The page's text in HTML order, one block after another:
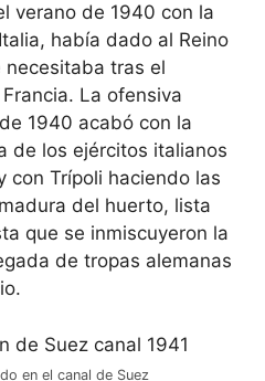
verano de 1940 con la
había dado al Reino
necesitaba tras el
La ofensiva
1940 acabó con la
de los ejércitos italianos
con Trípoli haciendo las
del huerto, lista
que se inmiscuyeron la
de tropas alemanas
en el canal de Suez